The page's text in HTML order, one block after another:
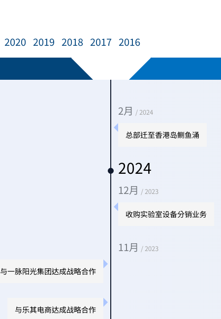
2020 2019 2018 2017 2016
2月 / 2024
总部迁至香港岛鲗鱼涌
2024
12月 / 2023
收购实验室设备分销业务
11月 / 2023
与一脉阳光集团达成战略合作
与乐其电商达成战略合作